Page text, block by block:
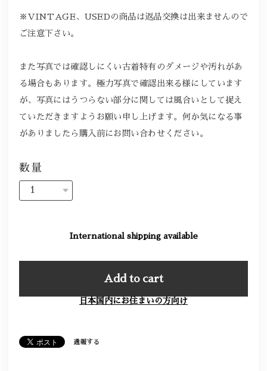
※VINTAGE、USEDの商品は返品交換は出来ませんので
ご注意下さい。
また写真では確認しにくい古着特有のダメージや汚れがあ
る場合もあります。極力写真で確認出来る様にしています
が、写真にはうつらない部分に関しては風合いとして捉え
ていただきますようお願い申し上げます。何か気になる事
がありましたら購入前にお問い合わせください。
数量
International shipping available
Add to cart
日本国内にお住まいの方向け
通報する